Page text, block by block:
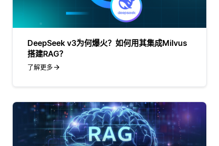
DeepSeek v3为何爆火？如何用其集成Milvus
搭建RAG？
了解更多